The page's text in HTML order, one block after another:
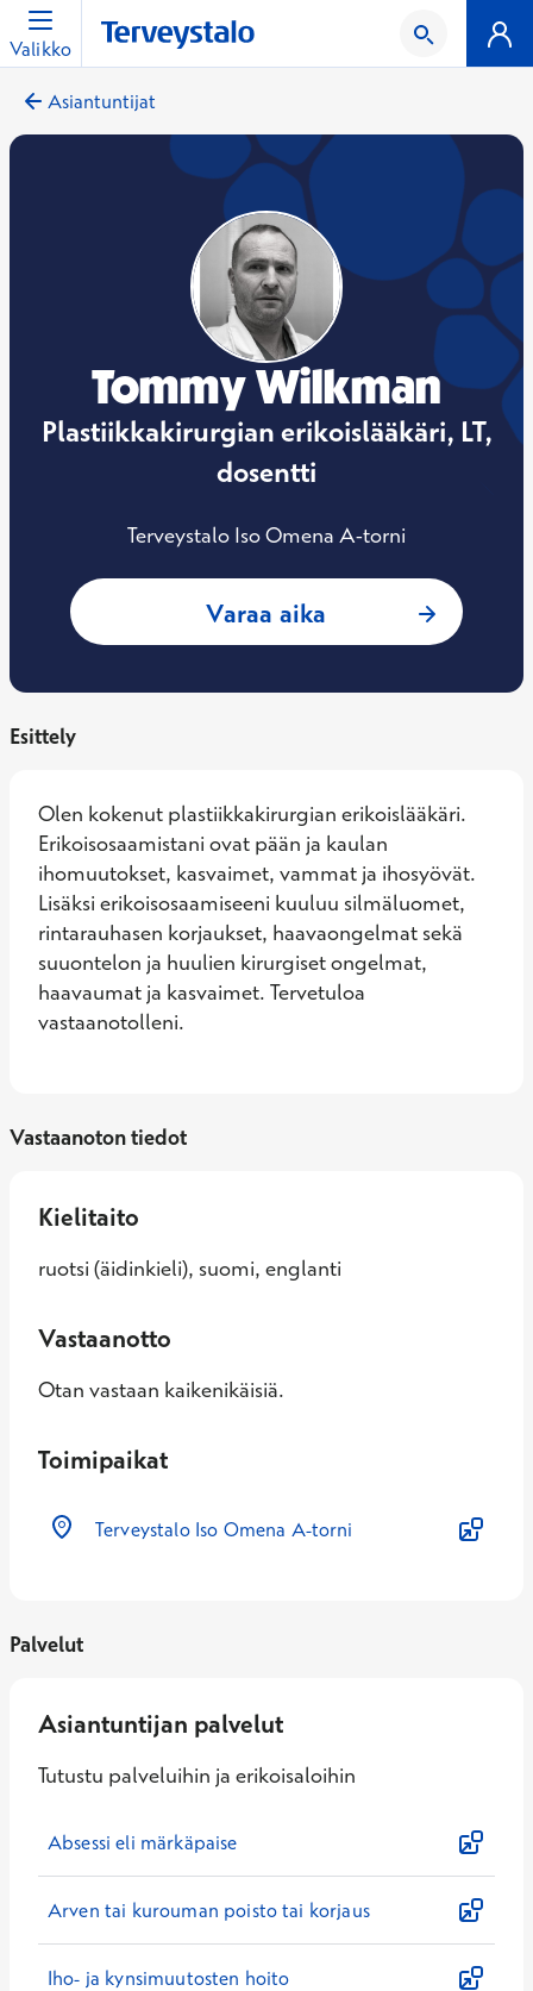
Valikko
Asiantuntijat
Tommy Wilkman
Plastiikkakirurgian erikoislääkäri, LT,
dosentti
Terveystalo Iso Omena A-torni
Varaa aika : Tommy
Esittely
Olen kokenut plastiikkakirurgian erikoislääkäri.
Erikoisosaamistani ovat pään ja kaulan
ihomuutokset, kasvaimet, vammat ja ihosyövät.
Lisäksi erikoisosaamiseeni kuuluu silmäluomet,
rintarauhasen korjaukset, haavaongelmat sekä
suuontelon ja huulien kirurgiset ongelmat,
haavaumat ja kasvaimet. Tervetuloa
vastaanotolleni.
Vastaanoton tiedot
Kielitaito
ruotsi (äidinkieli), suomi, englanti
Vastaanotto
Otan vastaan kaikenikäisiä.
Toimipaikat
Terveystalo Iso Omena A-torni
Palvelut
Asiantuntijan palvelut
Tutustu palveluihin ja erikoisaloihin
Absessi eli märkäpaise
Arven tai kurouman poisto tai korjaus
Iho- ja kynsimuutosten hoito